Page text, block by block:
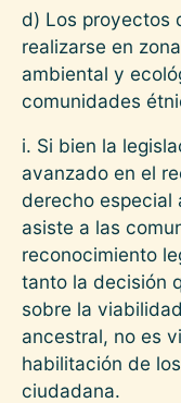
d) Los proyectos
realizarse en
ambiental y
comunidades
i. Si bien la
avanzado en el
derecho especial
asiste a las
reconocimiento
tanto la decisión
sobre la
ancestral, no es
habilitación de
ciudadana.